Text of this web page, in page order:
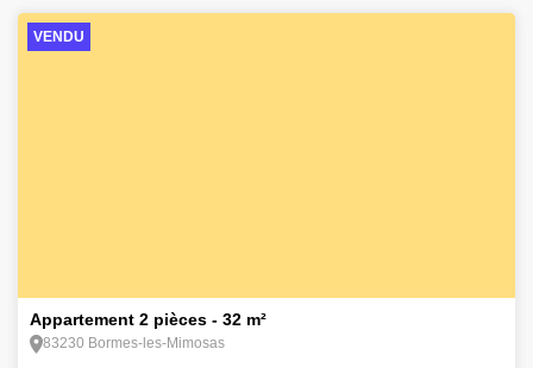
VENDU
Appartement 2 pièces - 32 m²
83230 Bormes-les-Mimosas